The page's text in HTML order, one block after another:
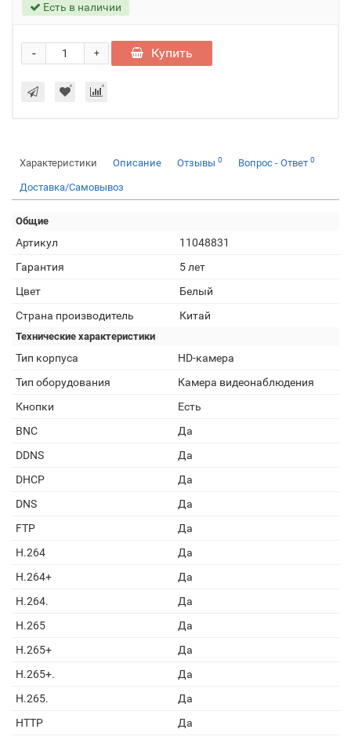
Есть в наличии
+
- Купить
Характеристики Описание Отзывы 0 Вопрос - Ответ 0
Доставка/Самовывоз
Общие
Артикул
11048831
Гарантия
5 лет
Цвет
Белый
Страна производитель
Китай
Технические характеристики
Тип корпуса
HD-камера
Тип оборудования
Камера видеонаблюдения
Кнопки
Есть
BNC
Да
DDNS
Да
DHCP
Да
DNS
Да
FTP
Да
H.264
Да
H.264+
Да
H.264.
Да
H.265
Да
H.265+
Да
H.265+.
Да
H.265.
Да
HTTP
Да